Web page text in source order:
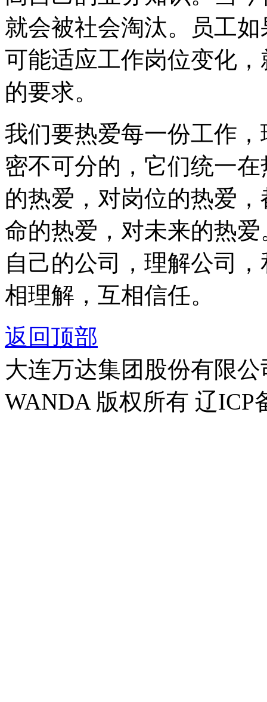
就会被社会淘汰。员工
可能适应工作岗位变化
的要求。
我们要热爱每一份工作
密不可分的，它们统一
的热爱，对岗位的热爱
命的热爱，对未来的热
自己的公司，理解公司
相理解，互相信任。
返回顶部
大连万达集团股份有限
WANDA 版权所有 辽ICP